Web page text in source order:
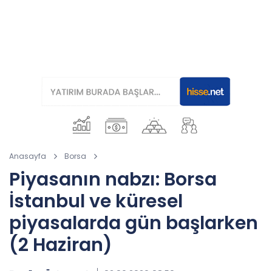
Anasayfa Borsa
Piyasanın nabzı: Borsa
İstanbul ve küresel
piyasalarda gün başlarken
(2 Haziran)